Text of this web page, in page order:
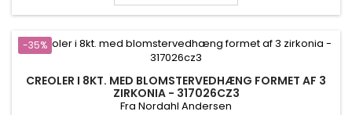
-35%
CREOLER I 8KT. MED BLOMSTERVEDHÆNG FORMET AF 3
ZIRKONIA - 317026CZ3
Fra Nordahl Andersen